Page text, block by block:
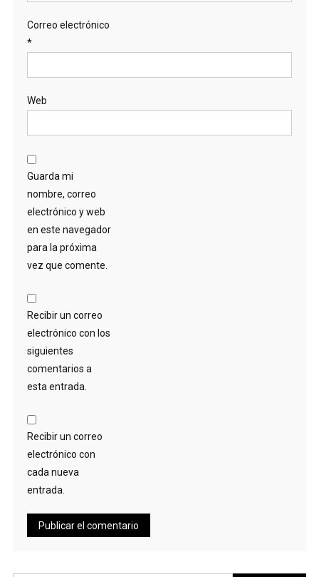
Correo electrónico
*
Web
Guarda mi
nombre, correo
electrónico y web
en este navegador
para la próxima
vez que comente.
Recibir un correo
electrónico con los
siguientes
comentarios a
esta entrada.
Recibir un correo
electrónico con
cada nueva
entrada.